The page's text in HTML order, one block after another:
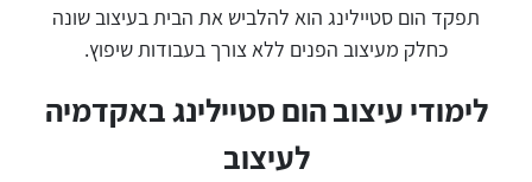
תפקד הום סטיילינג הוא להלביש את הבית בעיצוב שונה
כחלק מעיצוב הפנים ללא צורך בעבודות שיפוץ.
לימודי עיצוב הום סטיילינג באקדמיה
לעיצוב